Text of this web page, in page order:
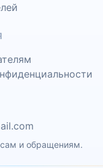
и обращениям.